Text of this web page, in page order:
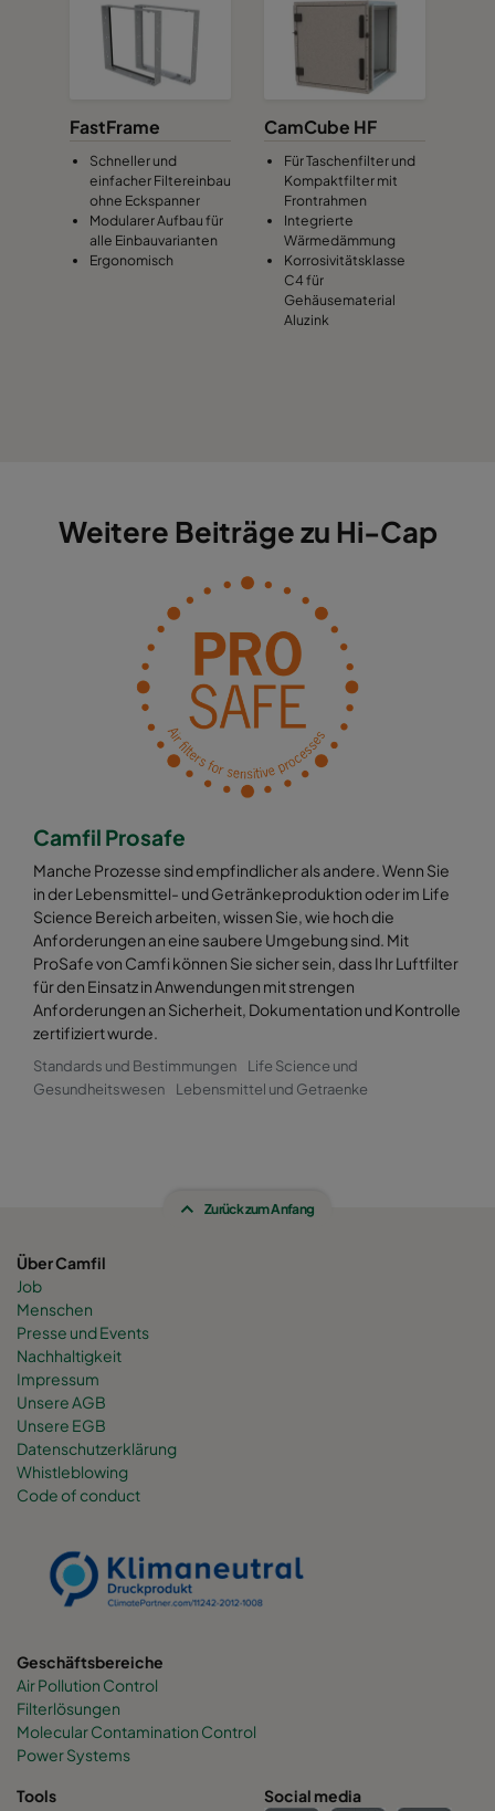
FastFrame
Schneller und
einfacher Filtereinbau
ohne Eckspanner
Modularer Aufbau für
alle Einbauvarianten
Ergonomisch
CamCube HF
Für Taschenfilter und
Kompaktfilter mit
Frontrahmen
Integrierte
Wärmedämmung
Korrosivitätsklasse
C4 für
Gehäusematerial
Aluzink
Weitere Beiträge zu Hi-Cap
Camfil Prosafe
Manche Prozesse sind empfindlicher als andere. Wenn Sie
in der Lebensmittel- und Getränkeproduktion oder im Life
Science Bereich arbeiten, wissen Sie, wie hoch die
Anforderungen an eine saubere Umgebung sind. Mit
ProSafe von Camfi können Sie sicher sein, dass Ihr Luftfilter
für den Einsatz in Anwendungen mit strengen
Anforderungen an Sicherheit, Dokumentation und Kontrolle
zertifiziert wurde.
Standards und Bestimmungen
Life Science und
Gesundheitswesen
Lebensmittel und Getraenke
Zurück zum Anfang
Über Camfil
Job
Menschen
Presse und Events
Nachhaltigkeit
Impressum
Unsere AGB
Unsere EGB
Datenschutzerklärung
Whistleblowing
Code of conduct
Geschäftsbereiche
Air Pollution Control
Filterlösungen
Molecular Contamination Control
Power Systems
Tools
Social media